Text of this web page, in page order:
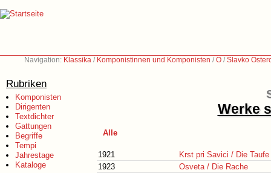
Navigation: Klassika / Komponistinnen und Komponisten /O /Slavko
Rubriken
Komponisten
Dirigenten
Textdichter
Gattungen
Begriffe
Tempi
Jahrestage
Kataloge
Werke
Alle
1921
Krst pri Savici / Die
1923
Osveta / Die Rache